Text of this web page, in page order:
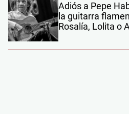
Adiós a Pepe
la guitarra
Rosalía, Lolita o